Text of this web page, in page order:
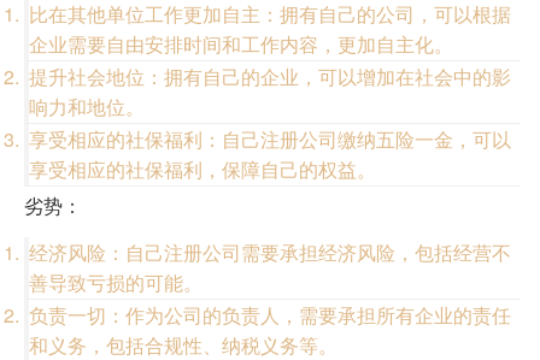
比在其他单位工作更加自主：拥有自己的公司，可以根据
企业需要自由安排时间和工作内容，更加自主化。
提升社会地位：拥有自己的企业，可以增加在社会中的影
响力和地位。
享受相应的社保福利：自己注册公司缴纳五险一金，可以
享受相应的社保福利，保障自己的权益。
劣势：
经济风险：自己注册公司需要承担经济风险，包括经营不
善导致亏损的可能。
负责一切：作为公司的负责人，需要承担所有企业的责任
和义务，包括合规性、纳税义务等。